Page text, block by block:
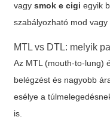
vagysmok e cigi egyik
szabályozható mod
MTL vs DTL: melyik
Az MTL (mouth-to-lung)
belégzést és nagyobb
esélye a
is.